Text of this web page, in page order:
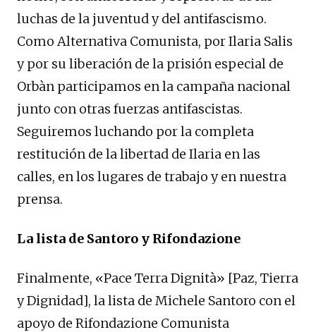
luchas de la juventud y del antifascismo.
Como Alternativa Comunista, por Ilaria Salis
y por su liberación de la prisión especial de
Orbàn participamos en la campaña nacional
junto con otras fuerzas antifascistas.
Seguiremos luchando por la completa
restitución de la libertad de Ilaria en las
calles, en los lugares de trabajo y en nuestra
prensa.
La lista de Santoro y Rifondazione
Finalmente, «Pace Terra Dignità» [Paz, Tierra
y Dignidad], la lista de Michele Santoro con el
apoyo de Rifondazione Comunista